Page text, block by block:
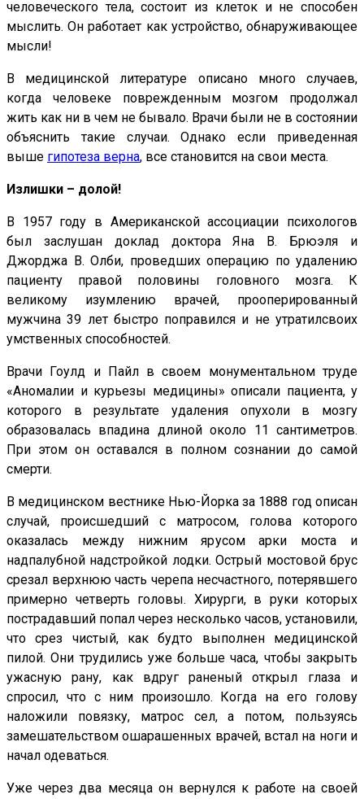
человеческого тела, состоит из клеток и не способен
мыслить. Он работает как устройство, обнаруживающее
мысли!
В медицинской литературе описано много случаев,
когда человеке поврежденным мозгом продолжал
жить как ни в чем не бывало. Врачи были не в состоянии
объяснить такие случаи. Однако если приведенная
выше гипотеза верна, все становится на свои места.
Излишки – долой!
В 1957 году в Американской ассоциации психологов
был заслушан доклад доктора Яна В. Брюэля и
Джорджа В. Олби, проведших операцию по удалению
пациенту правой половины головного мозга. К
великому изумлению врачей, прооперированный
мужчина 39 лет быстро поправился и не утратилсвоих
умственных способностей.
Врачи Гоулд и Пайл в своем монументальном труде
«Аномалии и курьезы медицины» описали пациента, у
которого в результате удаления опухоли в мозгу
образовалась впадина длиной около 11 сантиметров.
При этом он оставался в полном сознании до самой
смерти.
В медицинском вестнике Нью-Йорка за 1888 год описан
случай, происшедший с матросом, голова которого
оказалась между нижним ярусом арки моста и
надпалубной надстройкой лодки. Острый мостовой брус
срезал верхнюю часть черепа несчастного, потерявшего
примерно четверть головы. Хирурги, в руки которых
пострадавший попал через несколько часов, установили,
что срез чистый, как будто выполнен медицинской
пилой. Они трудились уже больше часа, чтобы закрыть
ужасную рану, как вдруг раненый открыл глаза и
спросил, что с ним произошло. Когда на его голову
наложили повязку, матрос сел, а потом, пользуясь
замешательством ошарашенных врачей, встал на ноги и
начал одеваться.
Уже через два месяца он вернулся к работе на своей